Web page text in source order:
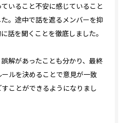
いること不安に感じていること
。途中で話を遮るメンバーを抑
話を聞くことを徹底しました。
解があったことも分かり、最終
ルを決めることで意見が一致
ことができるようになりまし